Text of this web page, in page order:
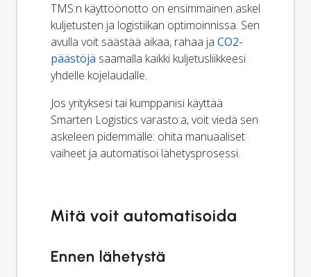
TMS:n käyttöönotto on ensimmäinen askel
kuljetusten ja logistiikan optimoinnissa. Sen
avulla voit säästää aikaa, rahaa ja CO2-
päästöjä saamalla kaikki kuljetusliikkeesi
yhdelle kojelaudalle.
Jos yrityksesi tai kumppanisi käyttää
Smarten Logistics varasto:a, voit viedä sen
askeleen pidemmälle: ohita manuaaliset
vaiheet ja automatisoi lähetysprosessi.
Mitä voit automatisoida
Ennen lähetystä